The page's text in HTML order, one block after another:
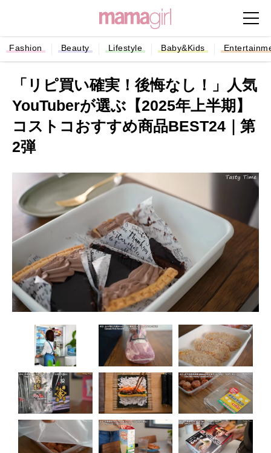
Fashion Beauty Lifestyle Baby&Kids
「リピ買い確実！後悔なし！」人気
YouTuberが選ぶ【2025年上半期】
コストコおすすめ商品BEST24｜第
2弾